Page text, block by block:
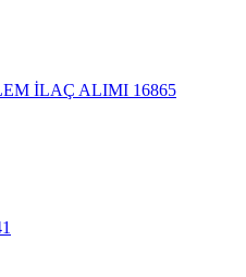
İLAÇ ALIMI 16865